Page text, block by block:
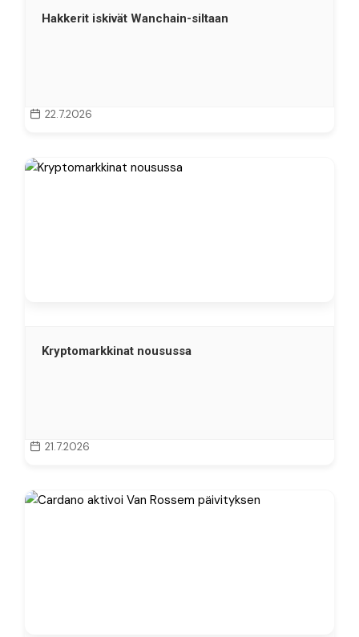
Hakkerit iskivät Wanchain-siltaan
22.7.2026
Kryptomarkkinat nousussa
21.7.2026